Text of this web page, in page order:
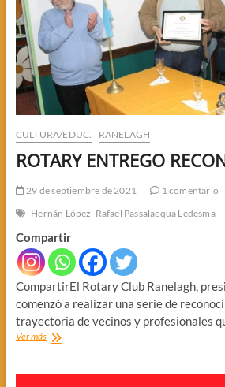
CULTURA/EDUC. RANELAGH
ROTARY ENTREGO
29 de septiembre de 2021
1 comentario
Hernán López Rafael Passalacqua Ledesma
Compartir
CompartirEl Rotary Club Ranelagh,
comenzó a realizar una serie de
trayectoria de vecinos y profesionales
Ver másROTARY